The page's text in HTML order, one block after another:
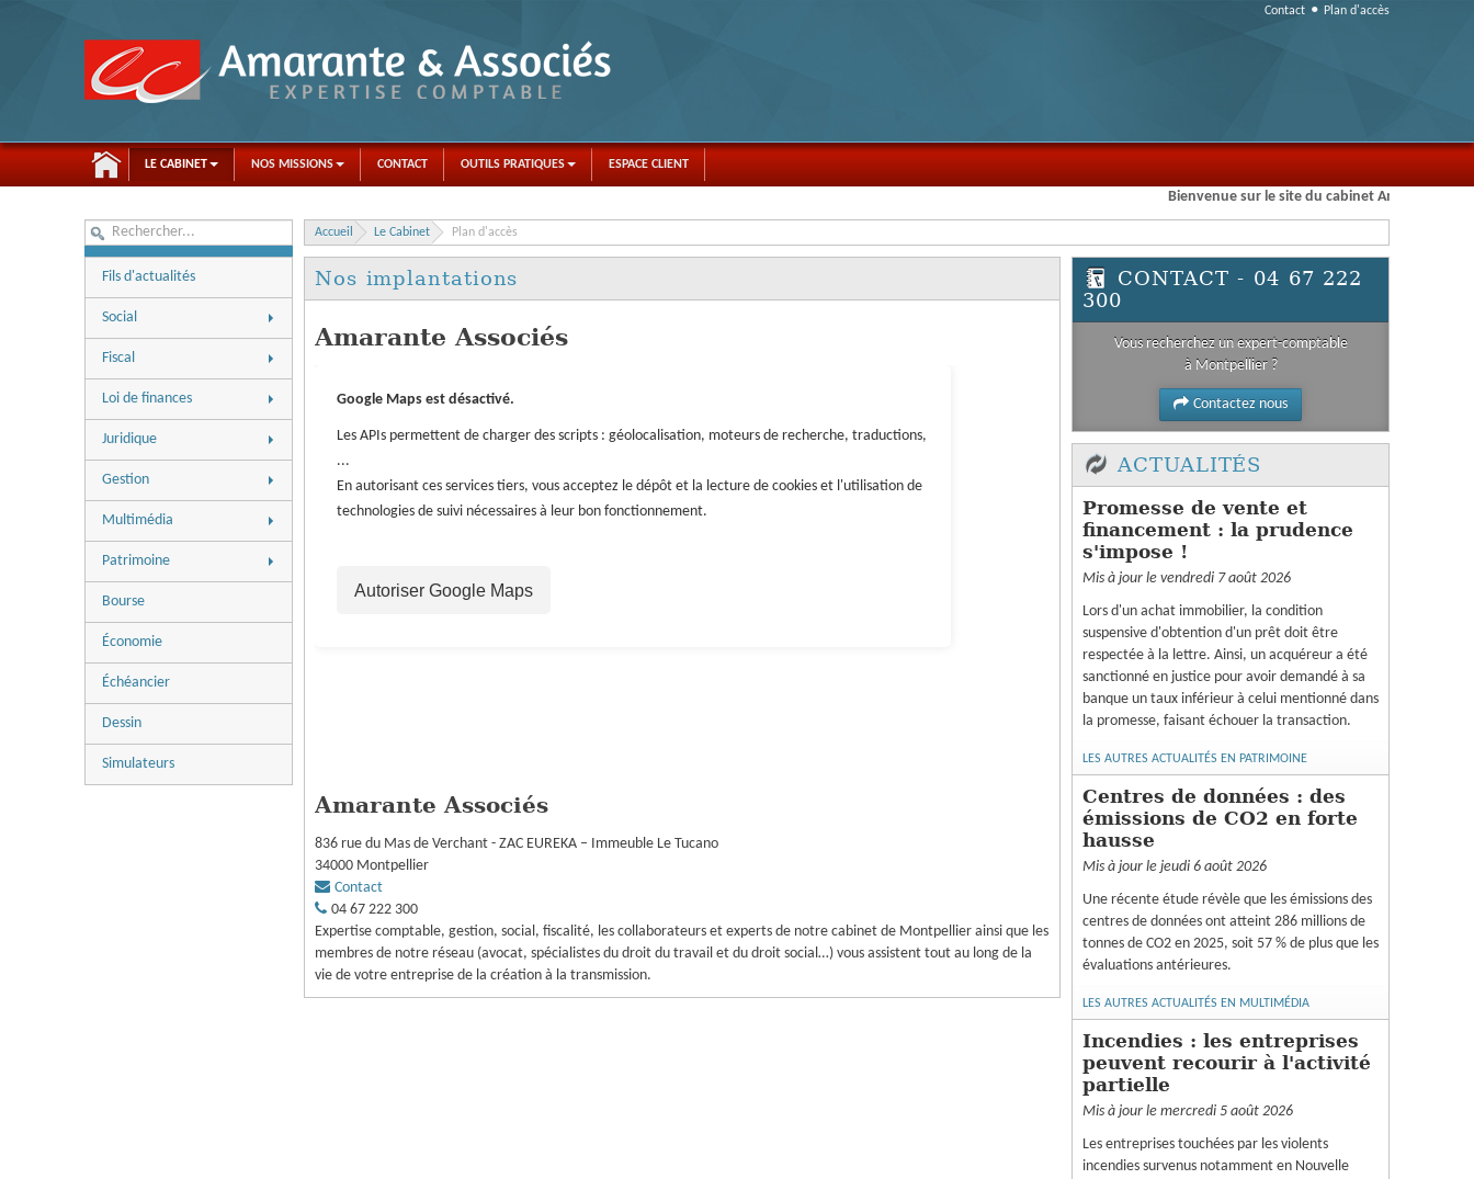
Contact Plan d'accès
LE CABINET NOS MISSIONS CONTACT OUTILS PRATIQUES ESPACE CLIENT
Bienvenue sur le site du cabinet Amarante
Accueil Le Cabinet Plan d'accès
Fils d'actualités
Social
Actualités
Aides à l'embauche
Dossiers
Fiscal
Actualités
Chiffres utiles
Dossiers
Questions-réponses
Loi de finances
Fiscalité personnelle
Fiscalité professionnelle
Juridique
Actualités
Chiffres utiles
Questions-réponses
Gestion
Dossiers
Questions-réponses
Multimédia
Actualités
Dossiers
Patrimoine
Actualités
Dossiers
Bourse
Économie
Échéancier
Dessin
Simulateurs
Nos implantations
Amarante Associés
Google Maps est désactivé.
Les APIs permettent de charger des scripts : géolocalisation, moteurs de recherche, traductions,
...
En autorisant ces services tiers, vous acceptez le dépôt et la lecture de cookies et l'utilisation de
technologies de suivi nécessaires à leur bon fonctionnement.
Autoriser Google Maps
Amarante Associés
836 rue du Mas de Verchant - ZAC EUREKA – Immeuble Le Tucano
34000 Montpellier
Contact
04 67 222 300
Expertise comptable, gestion, social, fiscalité, les collaborateurs et experts de notre cabinet de Montpellier ainsi que les
membres de notre réseau (avocat, spécialistes du droit du travail et du droit social…) vous assistent tout au long de la
vie de votre entreprise de la création à la transmission.
CONTACT - 04 67 222
300
Vous recherchez un expert-comptable
à Montpellier ?
Contactez nous
ACTUALITÉS
Promesse de vente et
financement : la prudence
s'impose !
Mis à jour le vendredi 7 août 2026
Lors d'un achat immobilier, la condition
suspensive d'obtention d'un prêt doit être
respectée à la lettre. Ainsi, un acquéreur a été
sanctionné en justice pour avoir demandé à sa
banque un taux inférieur à celui mentionné dans
la promesse, faisant échouer la transaction.
LES AUTRES ACTUALITÉS EN PATRIMOINE
Centres de données : des
émissions de CO2 en forte
hausse
Mis à jour le jeudi 6 août 2026
Une récente étude révèle que les émissions des
centres de données ont atteint 286 millions de
tonnes de CO2 en 2025, soit 57 % de plus que les
évaluations antérieures.
LES AUTRES ACTUALITÉS EN MULTIMÉDIA
Incendies : les entreprises
peuvent recourir à l'activité
partielle
Mis à jour le mercredi 5 août 2026
Les entreprises touchées par les violents
incendies survenus notamment en Nouvelle